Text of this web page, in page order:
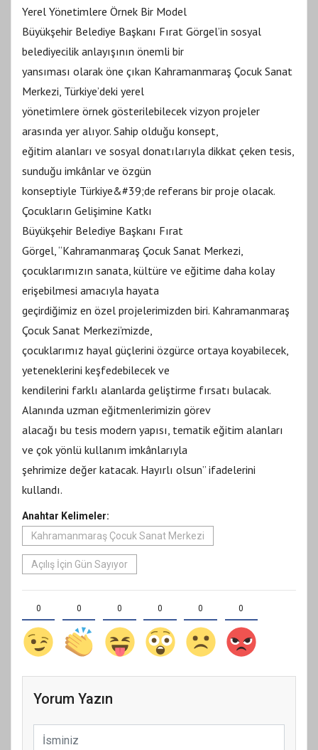
Yerel Yönetimlere Örnek Bir Model
Büyükşehir Belediye Başkanı Fırat Görgel’in sosyal
belediyecilik anlayışının önemli bir
yansıması olarak öne çıkan Kahramanmaraş Çocuk Sanat
Merkezi, Türkiye’deki yerel
yönetimlere örnek gösterilebilecek vizyon projeler
arasında yer alıyor. Sahip olduğu konsept,
eğitim alanları ve sosyal donatılarıyla dikkat çeken tesis,
sunduğu imkânlar ve özgün
konseptiyle Türkiye&#39;de referans bir proje olacak.
Çocukların Gelişimine Katkı
Büyükşehir Belediye Başkanı Fırat
Görgel, “Kahramanmaraş Çocuk Sanat Merkezi,
çocuklarımızın sanata, kültüre ve eğitime daha kolay
erişebilmesi amacıyla hayata
geçirdiğimiz en özel projelerimizden biri. Kahramanmaraş
Çocuk Sanat Merkezi’mizde,
çocuklarımız hayal güçlerini özgürce ortaya koyabilecek,
yeteneklerini keşfedebilecek ve
kendilerini farklı alanlarda geliştirme fırsatı bulacak.
Alanında uzman eğitmenlerimizin görev
alacağı bu tesis modern yapısı, tematik eğitim alanları
ve çok yönlü kullanım imkânlarıyla
şehrimize değer katacak. Hayırlı olsun” ifadelerini
kullandı.
Anahtar Kelimeler:
Kahramanmaraş Çocuk Sanat Merkezi
Açılış İçin Gün Sayıyor
0 0 0 0 0 0
Yorum Yazın